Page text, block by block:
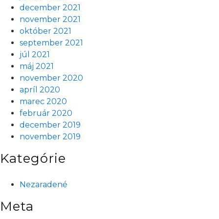
december 2021
november 2021
október 2021
september 2021
júl 2021
máj 2021
november 2020
apríl 2020
marec 2020
február 2020
december 2019
november 2019
Kategórie
Nezaradené
Meta